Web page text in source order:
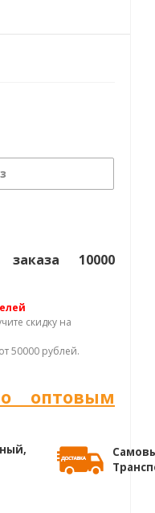
10000
скидку на
50000 рублей.
оптовым